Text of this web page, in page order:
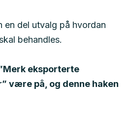
en del utvalg på hvordan
behandles.
eksporterte
være på, og denne haken